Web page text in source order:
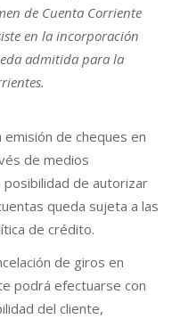
de Cuenta Corriente
en la incorporación
admitida para la
de cheques en
de medios
posibilidad de autorizar
queda sujeta a las
de crédito.
de giros en
podrá efectuarse con
del cliente,